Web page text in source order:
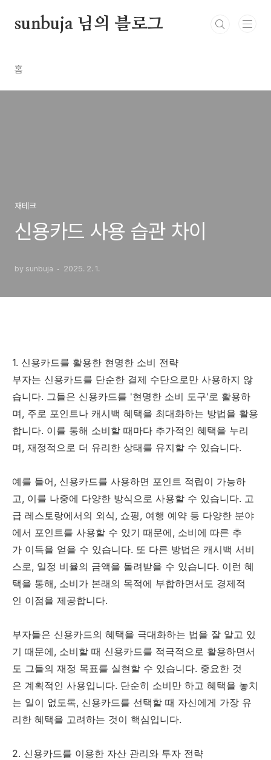
sunbuja 님의 블로그
홈
재테크
신용카드 사용 습관 차이
by sunbuja 2025. 2. 1.
1. 신용카드를 활용한 현명한 소비 전략
부자는 신용카드를 단순한 결제 수단으로만 사용하지 않
습니다. 그들은 신용카드를 '현명한 소비 도구'로 활용하
며, 주로 포인트나 캐시백 혜택을 최대화하는 방법을 활용
합니다. 이를 통해 소비할 때마다 추가적인 혜택을 누리
며, 재정적으로 더 유리한 상태를 유지할 수 있습니다.
예를 들어, 신용카드를 사용하면 포인트 적립이 가능하
고, 이를 나중에 다양한 방식으로 사용할 수 있습니다. 고
급 레스토랑에서의 외식, 쇼핑, 여행 예약 등 다양한 분야
에서 포인트를 사용할 수 있기 때문에, 소비에 따른 추
가 이득을 얻을 수 있습니다. 또 다른 방법은 캐시백 서비
스로, 일정 비율의 금액을 돌려받을 수 있습니다. 이런 혜
택을 통해, 소비가 본래의 목적에 부합하면서도 경제적
인 이점을 제공합니다.
부자들은 신용카드의 혜택을 극대화하는 법을 잘 알고 있
기 때문에, 소비할 때 신용카드를 적극적으로 활용하면서
도 그들의 재정 목표를 실현할 수 있습니다. 중요한 것
은 계획적인 사용입니다. 단순히 소비만 하고 혜택을 놓치
는 일이 없도록, 신용카드를 선택할 때 자신에게 가장 유
리한 혜택을 고려하는 것이 핵심입니다.
2. 신용카드를 이용한 자산 관리와 투자 전략